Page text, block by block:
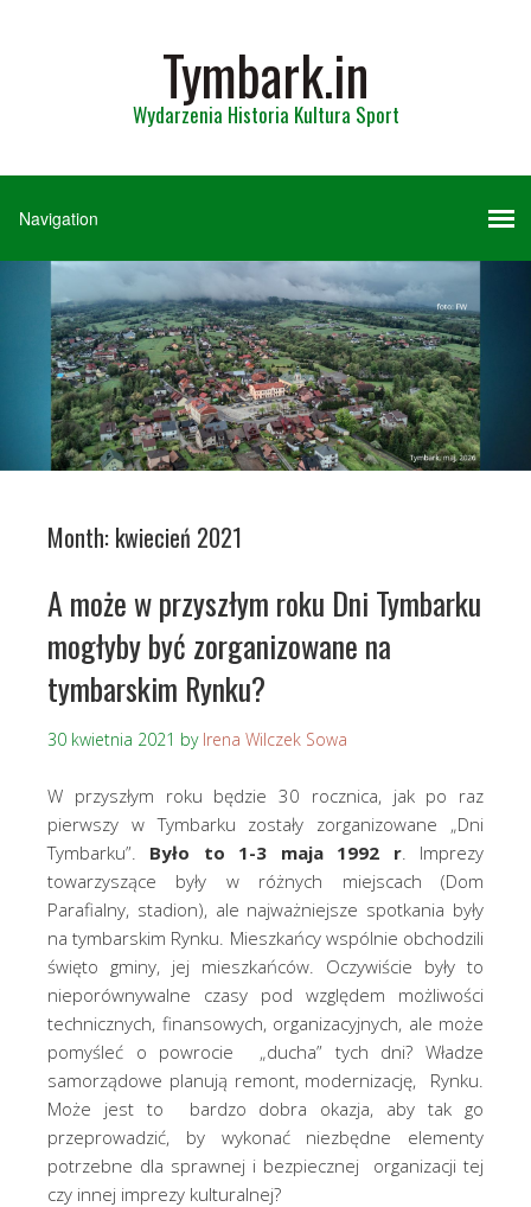
Tymbark.in
Wydarzenia Historia Kultura Sport
Month: kwiecień 2021
A może w przyszłym roku Dni Tymbarku
mogłyby być zorganizowane na
tymbarskim Rynku?
30 kwietnia 2021 by Irena Wilczek Sowa
W przyszłym roku będzie 30 rocznica, jak po raz
pierwszy w Tymbarku zostały zorganizowane „Dni
Tymbarku”. Było to 1-3 maja 1992 r. Imprezy
towarzyszące były w różnych miejscach (Dom
Parafialny, stadion), ale najważniejsze spotkania były
na tymbarskim Rynku. Mieszkańcy wspólnie obchodzili
święto gminy, jej mieszkańców. Oczywiście były to
nieporównywalne czasy pod względem możliwości
technicznych, finansowych, organizacyjnych, ale może
pomyśleć o powrocie „ducha” tych dni? Władze
samorządowe planują remont, modernizację, Rynku.
Może jest to bardzo dobra okazja, aby tak go
przeprowadzić, by wykonać niezbędne elementy
potrzebne dla sprawnej i bezpiecznej organizacji tej
czy innej imprezy kulturalnej?